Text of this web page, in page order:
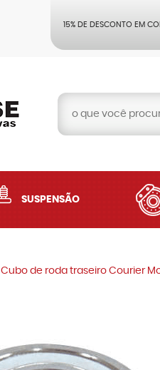
15% DE DESCONTO EM
SUSPENSÃO
Cubo de roda traseiro Courier